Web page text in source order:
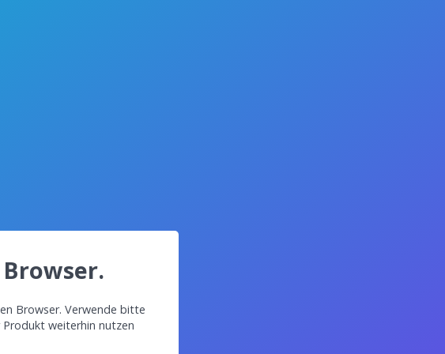
Browser. Verwende bitte
weiterhin nutzen